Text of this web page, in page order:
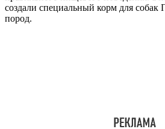
создали специальный корм для собак
пород.